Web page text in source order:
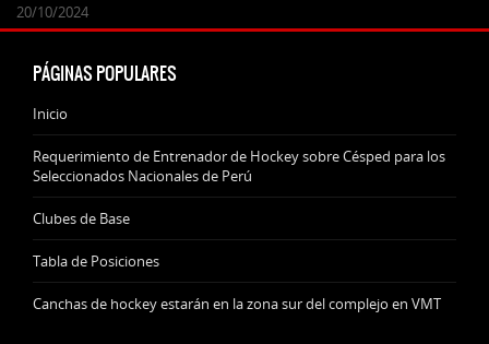
24/09/2025
07/11/2024
20/10/2024
20/10/2024
PÁGINAS POPULARES
Inicio
Requerimiento de Entrenador de Hockey sobre Césped para los
Seleccionados Nacionales de Perú
Clubes de Base
Tabla de Posiciones
Canchas de hockey estarán en la zona sur del complejo en VMT